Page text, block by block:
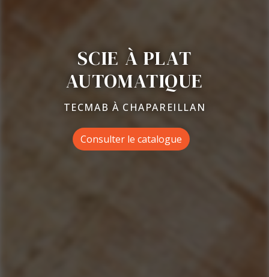
SCIE À PLAT
AUTOMATIQUE
TECMAB À CHAPAREILLAN
Consulter le catalogue